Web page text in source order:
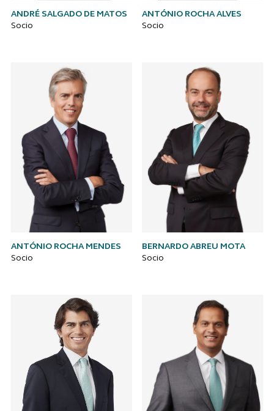
ANDRÉ SALGADO DE MATOS
Socio
ANTÓNIO ROCHA ALVES
Socio
ANTÓNIO ROCHA MENDES
Socio
BERNARDO ABREU MOTA
Socio